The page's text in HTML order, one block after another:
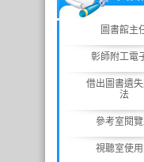
圖書館主
彰師附工電
借出圖書遺
法
參考室閱覽
視聽室使用